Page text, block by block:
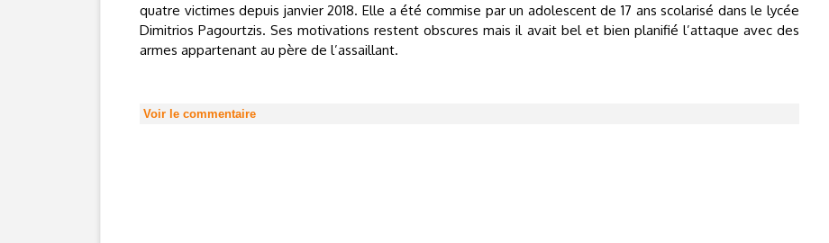
quatre victimes depuis janvier 2018. Elle a été commise par un adolescent de 17 ans scolarisé dans le lycée
Dimitrios Pagourtzis. Ses motivations restent obscures mais il avait bel et bien planifié l’attaque avec des
armes appartenant au père de l’assaillant.
Voir le commentaire